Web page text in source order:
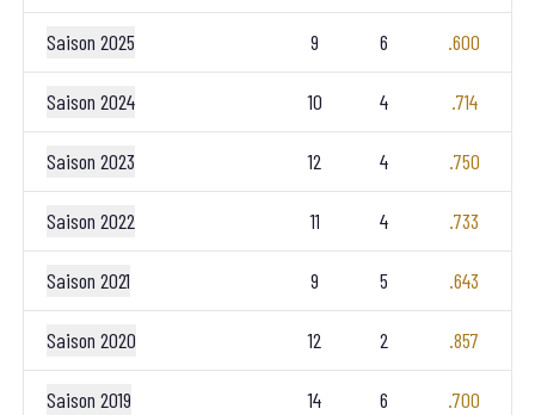
Saison 2025 9 6 .600
Saison 2024 10 4 .714
Saison 2023 12 4 .750
Saison 2022 11 4 .733
Saison 2021 9 5 .643
Saison 2020 12 2 .857
Saison 2019 14 6 .700